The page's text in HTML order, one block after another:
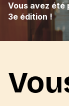
Vous avez été
3e édition !